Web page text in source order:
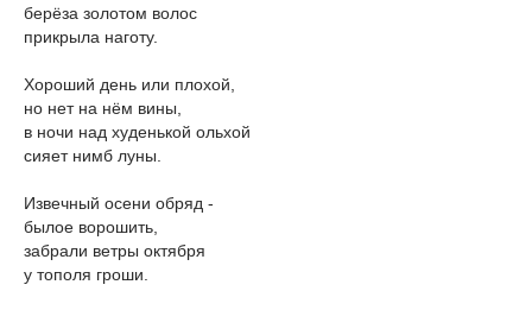
берёза золотом волос
прикрыла наготу.
Хороший день или плохой,
но нет на нём вины,
в ночи над худенькой ольхой
сияет нимб луны.
Извечный осени обряд -
былое ворошить,
забрали ветры октября
у тополя гроши.